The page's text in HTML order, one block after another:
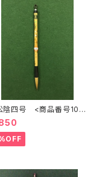
陰四号 <商品番号1072